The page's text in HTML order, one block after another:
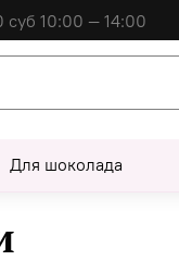
суб 10:00 — 14:00
Для шоколада